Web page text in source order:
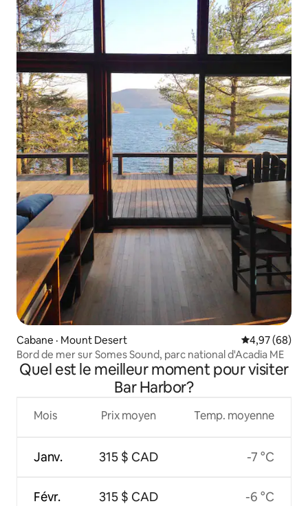
Cabane · Mount Desert Note
4,97 (68)
Bord de mer sur Somes Sound, parc national d'Acadia ME
Quel est le meilleur moment pour visiter
Bar Harbor?
Mois
Janv.
Févr.
Prix moyen
315 $ CAD
315 $ CAD
Temp. moyenne
-7 °C
-6 °C